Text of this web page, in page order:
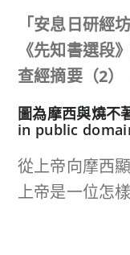
「安息日研經
《先知書選段
查經摘要（2）
圖為摩西與燒
in public
從上帝向摩西
上帝是一位怎